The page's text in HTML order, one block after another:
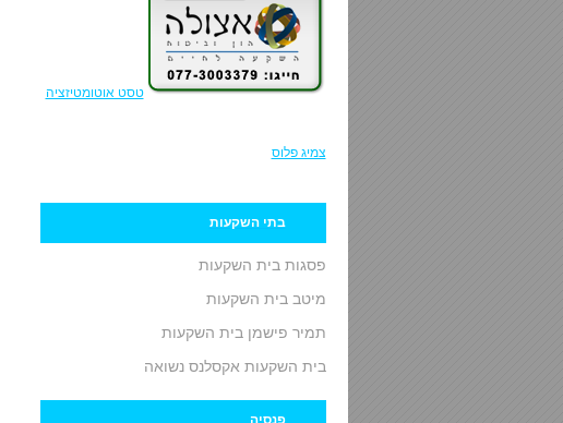
טסט אוטומטיזציה
צמיג פלוס
בתי השקעות
פסגות בית השקעות
מיטב בית השקעות
תמיר פישמן בית השקעות
בית השקעות אקסלנס נשואה
פנסיה